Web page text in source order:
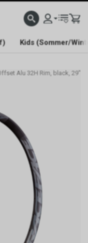
Kids (Sommer/
Alu 32H Rim, black, 29"